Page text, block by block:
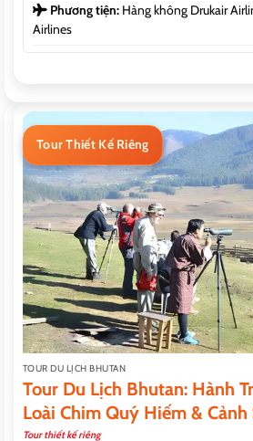
Phương tiện:Hàng không Drukair
Airlines
Tour Thiết Kế Riêng
TOUR DU LỊCH BHUTAN
Tour Du Lịch Bhutan: Hành
Loài Chim Quý Hiếm & Cảnh
Tour thiết kế riêng